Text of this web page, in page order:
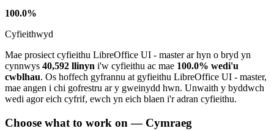
100.0%
Cyfieithwyd
Mae prosiect cyfieithu LibreOffice UI - master ar hyn o bryd yn
cynnwys 40,592 llinyn i'w cyfieithu ac mae 100.0% wedi'u
cwblhau. Os hoffech gyfrannu at gyfieithu LibreOffice UI - master,
mae angen i chi gofrestru ar y gweinydd hwn. Unwaith y byddwch
wedi agor eich cyfrif, ewch yn eich blaen i'r adran cyfieithu.
Choose what to work on — Cymraeg